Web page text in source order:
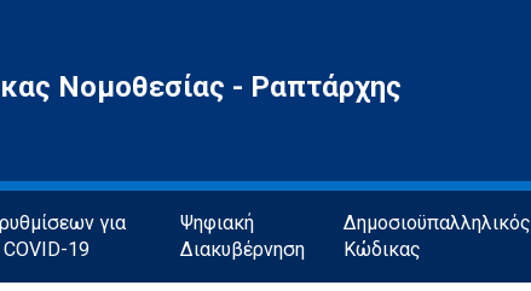
Νομοθεσίας - Ραπτάρχης
για
19
Ψηφιακή
Διακυβέρνηση
Δημοσιοϋπαλληλικός
Κώδικας